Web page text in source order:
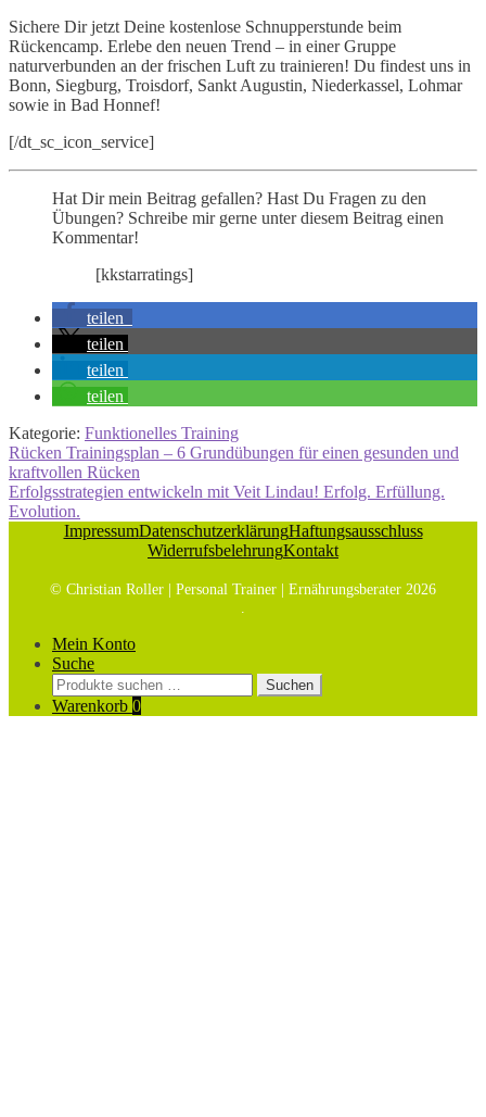
Sichere Dir jetzt Deine kostenlose Schnupperstunde beim
Rückencamp. Erlebe den neuen Trend – in einer Gruppe
naturverbunden an der frischen Luft zu trainieren! Du findest uns in
Bonn, Siegburg, Troisdorf, Sankt Augustin, Niederkassel, Lohmar
sowie in Bad Honnef!
[/dt_sc_icon_service]
Hat Dir mein Beitrag gefallen? Hast Du Fragen zu den
Übungen? Schreibe mir gerne unter diesem Beitrag einen
Kommentar!
[kkstarratings]
teilen
teilen
teilen
teilen
Kategorie: Funktionelles Training
Beitragsnavigation
Vorheriger
Beitrag:
Rücken Trainingsplan – 6 Grundübungen für einen gesunden und
kraftvollen Rücken
Nächster
Beitrag:
Erfolgsstrategien entwickeln mit Veit Lindau! Erfolg. Erfüllung.
Evolution.
ImpressumDatenschutzerklärungHaftungsausschluss
WiderrufsbelehrungKontakt
© Christian Roller | Personal Trainer | Ernährungsberater 2026
Mein Konto
Suche
Suchen
nach:
Suchen
Warenkorb 0